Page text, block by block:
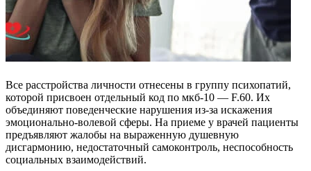
Все расстройства личности отнесены в группу психопатий,
которой присвоен отдельный код по мкб-10 — F.60. Их
объединяют поведенческие нарушения из-за искажения
эмоционально-волевой сферы. На приеме у врачей пациенты
предъявляют жалобы на выраженную душевную
дисгармонию, недостаточный самоконтроль, неспособность
социальных взаимодействий.